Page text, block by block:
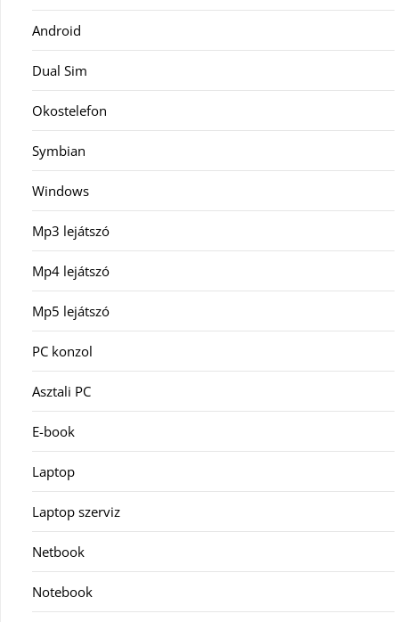
Android
Dual Sim
Okostelefon
Symbian
Windows
Mp3 lejátszó
Mp4 lejátszó
Mp5 lejátszó
PC konzol
Asztali PC
E-book
Laptop
Laptop szerviz
Netbook
Notebook